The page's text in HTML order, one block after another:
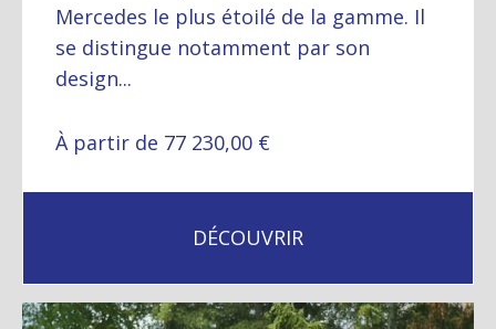
Mercedes le plus étoilé de la gamme. Il
se distingue notamment par son
design...
À partir de 77 230,00 €
DÉCOUVRIR